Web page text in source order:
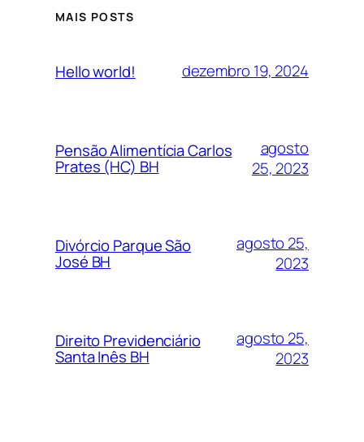
MAIS POSTS
Hello world! dezembro 19, 2024
Pensão Alimentícia Carlos
Prates (HC) BH
agosto
25, 2023
Divórcio Parque São
José BH
agosto 25,
2023
Direito Previdenciário
Santa Inês BH
agosto 25,
2023